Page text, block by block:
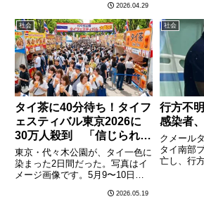
ニット以下/月）には最大20%の
料金引き下げという恩恵をもたら
す一方、大量使用世帯には料金が
引き上げられる「使えば使………
2026.04.29
自動販売
イだった
という素
投稿だ
社会
タイ茶に40分待ち！タイフ
ェスティバル東京2026に
30万人殺到 「信じられな
い人気」に日本のSNSが震
えた
東京・代々木公園が、タイ一色に
染まった2日間だった。写真はイ
メージ画像です。5月9〜10日に
東京2026」は、今年で第26回目
2026.05.19
社会
行方不
感染者
クメール
タイ南部
亡し、行
ノンペン